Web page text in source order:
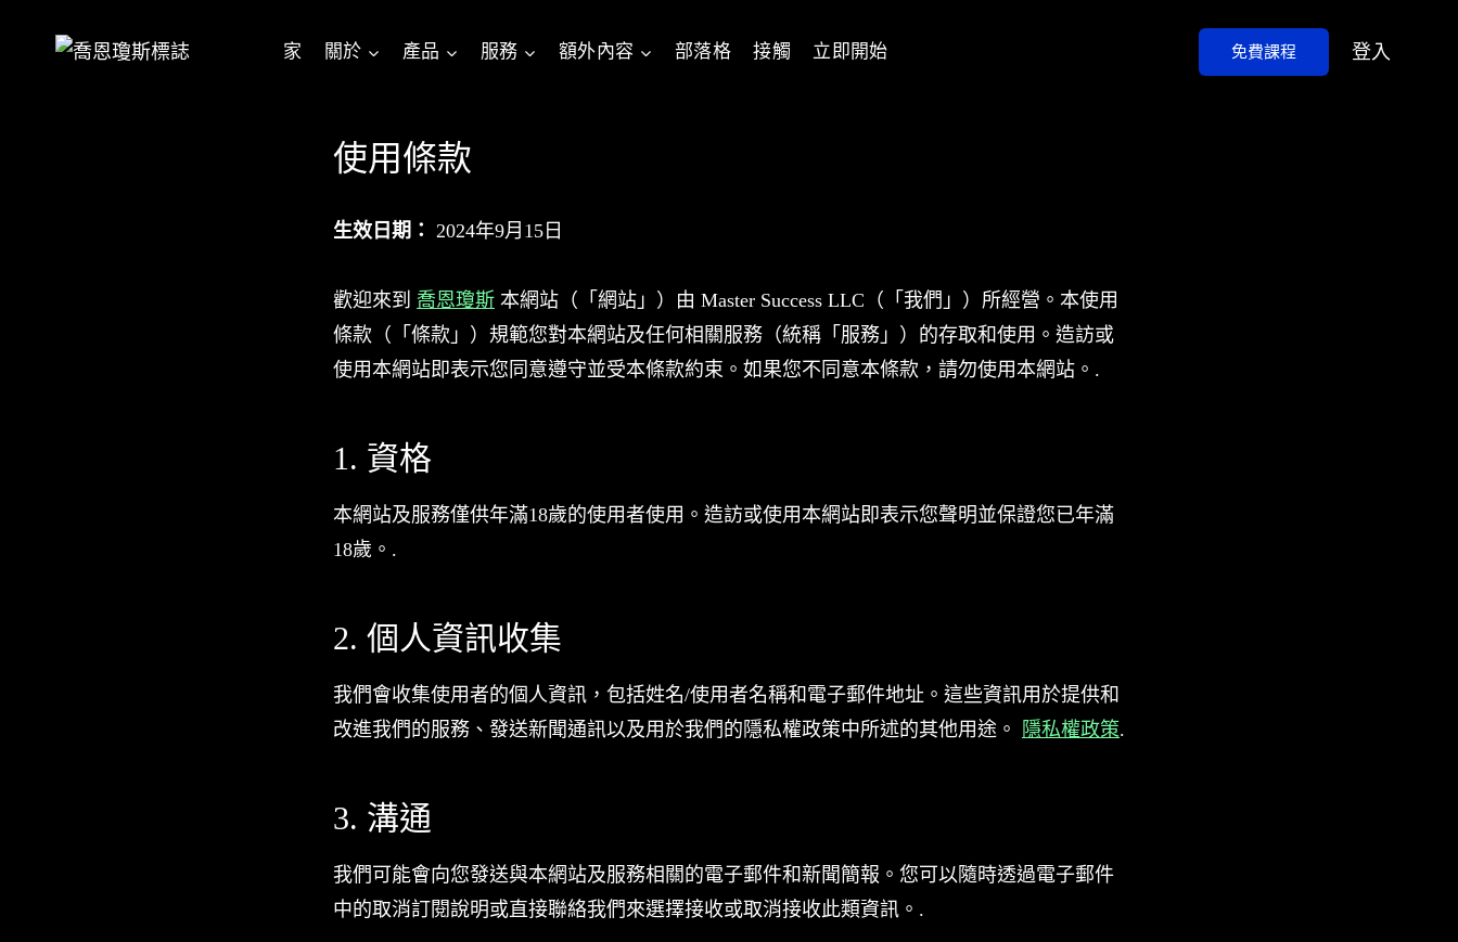
家 關於 產品 服務 額外內容 部落格 接觸 立即開始 免費課程 登入
使用條款
生效日期： 2024年9月15日
歡迎來到 喬恩瓊斯 本網站（「網站」）由 Master Success LLC（「我們」）所經營。本使用
條款（「條款」）規範您對本網站及任何相關服務（統稱「服務」）的存取和使用。造訪或
使用本網站即表示您同意遵守並受本條款約束。如果您不同意本條款，請勿使用本網站。.
1. 資格
本網站及服務僅供年滿18歲的使用者使用。造訪或使用本網站即表示您聲明並保證您已年滿
18歲。.
2. 個人資訊收集
我們會收集使用者的個人資訊，包括姓名/使用者名稱和電子郵件地址。這些資訊用於提供和
改進我們的服務、發送新聞通訊以及用於我們的隱私權政策中所述的其他用途。
隱私權政策.
3. 溝通
我們可能會向您發送與本網站及服務相關的電子郵件和新聞簡報。您可以隨時透過電子郵件
中的取消訂閱說明或直接聯絡我們來選擇接收或取消接收此類資訊。.